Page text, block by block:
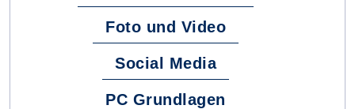
Foto und Video
Social Media
PC Grundlagen